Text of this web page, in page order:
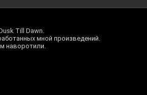
Till Dawn.
мной произведений.
наворотили.